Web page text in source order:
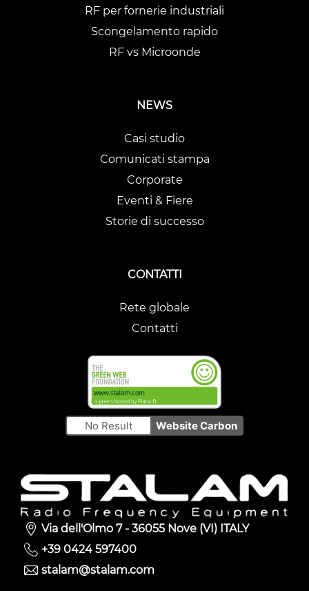
RF per fornerie industriali
Scongelamento rapido
RF vs Microonde
NEWS
Casi studio
Comunicati stampa
Corporate
Eventi & Fiere
Storie di successo
CONTATTI
Rete globale
Contatti
No Result Website Carbon
Via dell'Olmo 7 - 36055 Nove (VI) ITALY
+39 0424 597400
stalam@stalam.com